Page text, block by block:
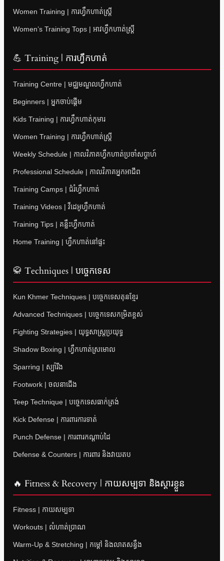
Women Training | ការហ្វឹកហាត់ស្ត្រី
Women’s Training Tops | អាវហ្វឹកហាត់ស្ត្រី
💪 Training | ការហ្វឹកហាត់
Training Centre | មជ្ឈមណ្ឌលហ្វឹកហាត់
Beginners | អ្នកចាប់ផ្តើម
Kids Training | ការហ្វឹកហាត់កុមារ
Women Training | ការហ្វឹកហាត់ស្ត្រី
Weekly Schedule | កាលវិភាគហ្វឹកហាត់ប្រចាំសប្តាហ៍
Professional Schedule | កាលវិភាគអ្នកអាជីព
Training Camps | ជំរំហ្វឹកហាត់
Training Videos | វីដេអូហ្វឹកហាត់
Training Tips | គន្លឹះហ្វឹកហាត់
Home Training | ហ្វឹកហាត់នៅផ្ទះ
🥋 Techniques | បច្ចេកទេស
Kun Khmer Techniques | បច្ចេកទេសគុនខ្មែរ
Advanced Techniques | បច្ចេកទេសកម្រិតខ្ពស់
Fighting Strategies | យុទ្ធសាស្ត្រប្រយុទ្ធ
Shadow Boxing | ហ្វឹកហាត់ស្រមោល
Sparring | ស្ប៉ារីង
Footwork | ចលនាជើង
Teep Technique | បច្ចេកទេសធាក់ត្រង់
Kick Defense | ការពារការទាត់
Punch Defense | ការពារកណ្តាប់ដៃ
Defense & Counters | ការពារ និងវាយតប
🔥 Fitness & Recovery | កាយសម្បទា និងស្តារខ្លួន
Fitness | កាយសម្បទា
Workouts | លំហាត់ប្រាណ
Warm-Up & Stretching | កម្តៅ និងលាតសន្ធឹង